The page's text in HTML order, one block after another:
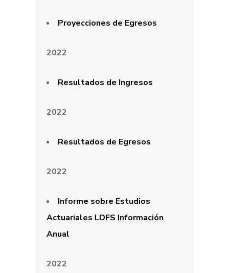
Proyecciones de Egresos
2022
Resultados de Ingresos
2022
Resultados de Egresos
2022
Informe sobre Estudios
Actuariales LDFS Información
Anual
2022